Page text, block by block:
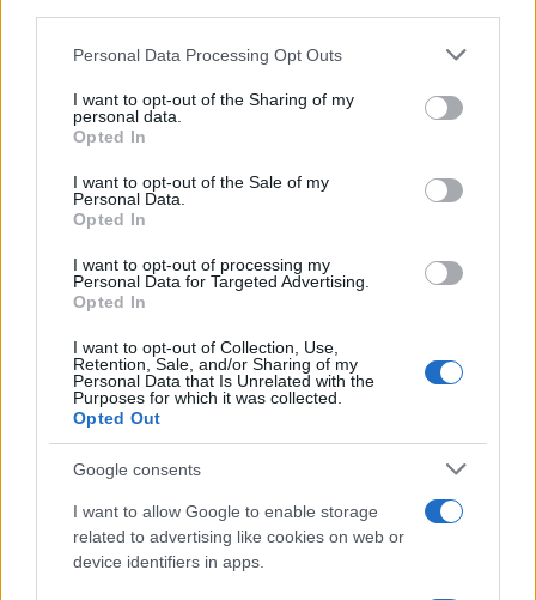
Please note that this website/app uses one or more Google
not limited to your visit or usage behaviour. You may click to
grant or deny consent to Google and its third-party tags to
use your data for below specified purposes in below Google
consent section.
Personal Data Processing Opt Outs
I want to opt-out of the Sharing of my
personal data.
Opted In
I want to opt-out of the Sale of my
Personal Data.
Opted In
I want to opt-out of processing my
Personal Data for Targeted Advertising.
Opted In
I want to opt-out of Collection, Use,
Retention, Sale, and/or Sharing of my
Personal Data that Is Unrelated with the
Purposes for which it was collected.
Opted Out
Google consents
I want to allow Google to enable storage
related to advertising like cookies on web or
device identifiers in apps.
campañas en función de los datos recopilados.
Esto puede implicar cambios en el contenido de los
la modificación de la estrategia de precios. En
última instancia, el marketing digital impulsado por
datos no es solo una tendencia, sino una
necesidad para las empresas que buscan
mantenerse competitivas en un mercado en
constante evolución. ¿Por qué conformarse con
éxito?
Staff